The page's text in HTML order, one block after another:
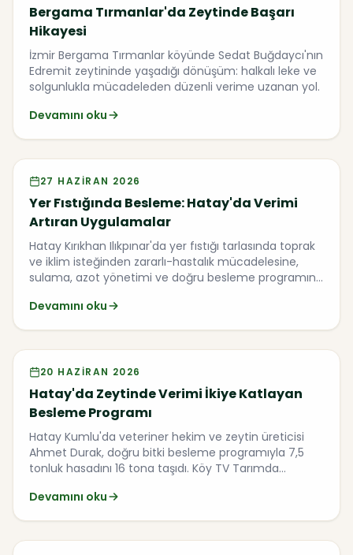
Bergama Tırmanlar'da Zeytinde Başarı
Hikayesi
İzmir Bergama Tırmanlar köyünde Sedat Buğdaycı'nın
Edremit zeytininde yaşadığı dönüşüm: halkalı leke ve
solgunlukla mücadeleden düzenli verime uzanan yol.
Devamını oku
Video
27 HAZIRAN 2026
Yer Fıstığında Besleme: Hatay'da Verimi
Artıran Uygulamalar
Hatay Kırıkhan Ilıkpınar'da yer fıstığı tarlasında toprak
ve iklim isteğinden zararlı-hastalık mücadelesine,
sulama, azot yönetimi ve doğru besleme programına
Devamını oku
Video
20 HAZIRAN 2026
Hatay'da Zeytinde Verimi İkiye Katlayan
Besleme Programı
Hatay Kumlu'da veteriner hekim ve zeytin üreticisi
Ahmet Durak, doğru bitki besleme programıyla 7,5
tonluk hasadını 16 tona taşıdı. Köy TV Tarımda
Devamını oku